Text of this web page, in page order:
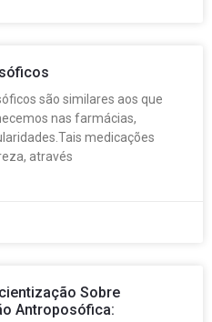
são similares aos que
nas farmácias,
medicações
através
Sobre
Antroposófica: